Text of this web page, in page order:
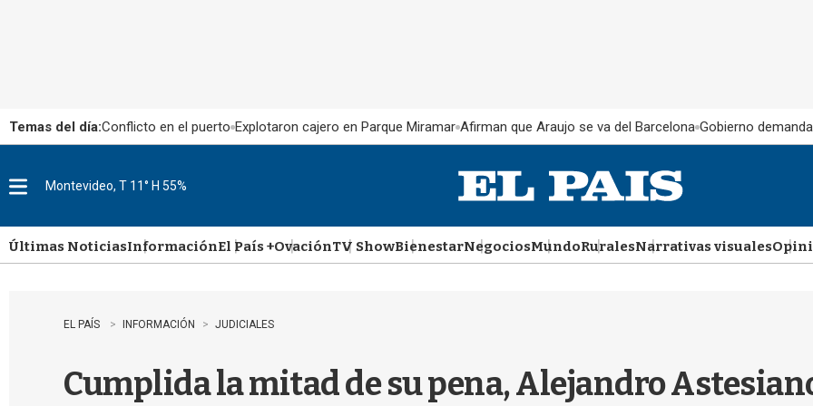
Temas del día:Conflicto en el puerto Explotaron cajero en Parque Miramar Afirman que Araujo se va del Barcelona Gobierno
u
Montevideo, T 11° H 55%
Últimas NoticiasInformaciónEl País +OvaciónTV ShowBienestarNegociosMundoRuralesNarrativas visuales
EL PAÍS INFORMACIÓN JUDICIALES
Cumplida la mitad de su pena, Alejandro